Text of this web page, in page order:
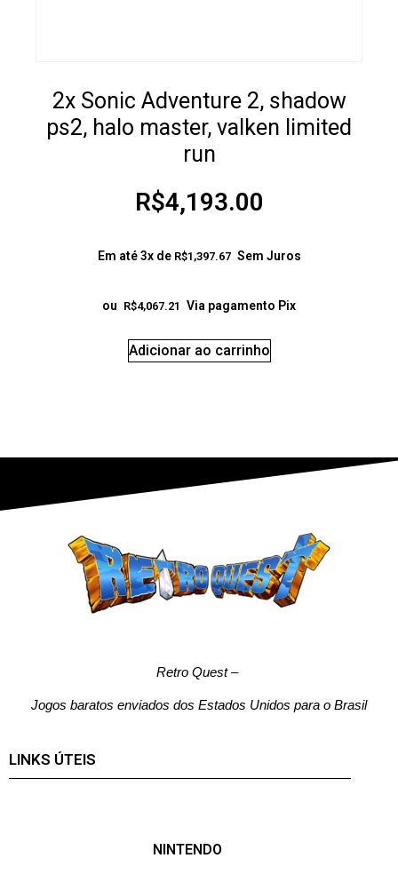
2x Sonic Adventure 2, shadow
ps2, halo master, valken limited
run
R$4,193.00
Em até 3x de R$1,397.67 Sem Juros
ou R$4,067.21 Via pagamento Pix
Adicionar ao carrinho
Retro Quest–
Jogos baratos enviados dos Estados Unidos para o Brasil
LINKS ÚTEIS
NINTENDO